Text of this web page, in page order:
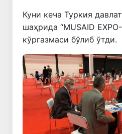
Куни кеча Туркия
шаҳрида “MUSAID
кўргазмаси бўлиб ўтди.